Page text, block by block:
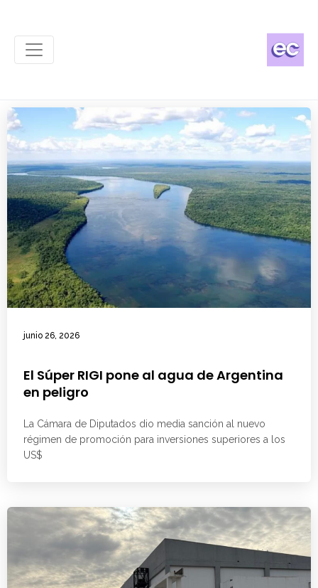
junio 26, 2026
El Súper RIGI pone al agua de Argentina
en peligro
La Cámara de Diputados dio media sanción al nuevo
régimen de promoción para inversiones superiores a los
US$